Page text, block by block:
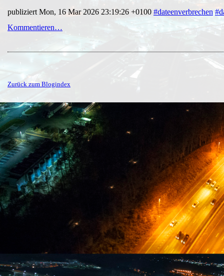
publiziert Mon, 16 Mar 2026 23:19:26 +0100 #dateenverbrechen
Kommentieren…
Zurück zum Blogindex